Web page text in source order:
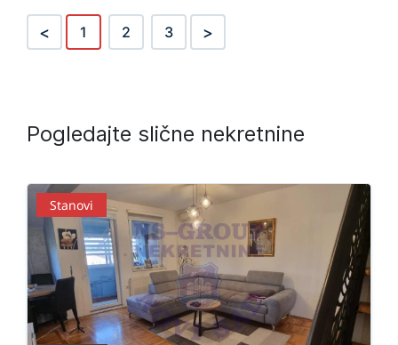
< 1 2 3 >
Pogledajte slične nekretnine
Stanovi